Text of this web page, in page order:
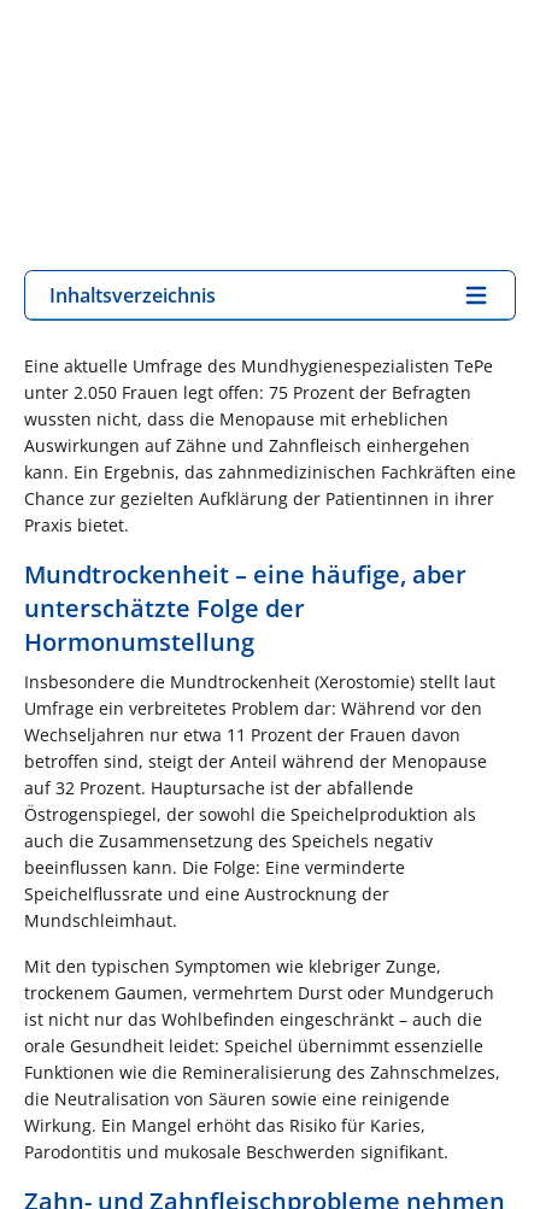
Inhaltsverzeichnis
Eine aktuelle Umfrage des Mundhygienespezialisten TePe
unter 2.050 Frauen legt offen: 75 Prozent der Befragten
wussten nicht, dass die Menopause mit erheblichen
Auswirkungen auf Zähne und Zahnfleisch einhergehen
kann. Ein Ergebnis, das zahnmedizinischen Fachkräften eine
Chance zur gezielten Aufklärung der Patientinnen in ihrer
Praxis bietet.
Mundtrockenheit – eine häufige, aber
unterschätzte Folge der
Hormonumstellung
Insbesondere die Mundtrockenheit (Xerostomie) stellt laut
Umfrage ein verbreitetes Problem dar: Während vor den
Wechseljahren nur etwa 11 Prozent der Frauen davon
betroffen sind, steigt der Anteil während der Menopause
auf 32 Prozent. Hauptursache ist der abfallende
Östrogenspiegel, der sowohl die Speichelproduktion als
auch die Zusammensetzung des Speichels negativ
beeinflussen kann. Die Folge: Eine verminderte
Speichelflussrate und eine Austrocknung der
Mundschleimhaut.
Mit den typischen Symptomen wie klebriger Zunge,
trockenem Gaumen, vermehrtem Durst oder Mundgeruch
ist nicht nur das Wohlbefinden eingeschränkt – auch die
orale Gesundheit leidet: Speichel übernimmt essenzielle
Funktionen wie die Remineralisierung des Zahnschmelzes,
die Neutralisation von Säuren sowie eine reinigende
Wirkung. Ein Mangel erhöht das Risiko für Karies,
Parodontitis und mukosale Beschwerden signifikant.
Zahn- und Zahnfleischprobleme nehmen